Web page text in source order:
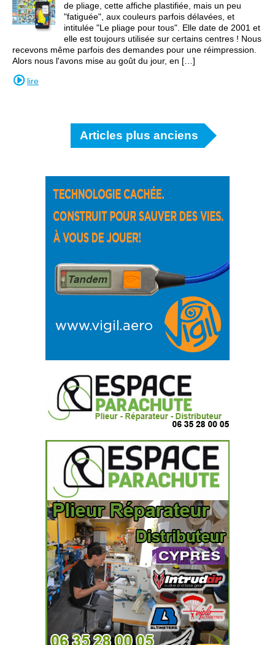
de pliage, cette affiche plastifiée, mais un peu
"fatiguée", aux couleurs parfois délavées, et
intitulée "Le pliage pour tous". Elle date de 2001 et
elle est toujours utilisée sur certains centres ! Nous
recevons même parfois des demandes pour une réimpression.
Alors nous l'avons mise au goût du jour, en […]
lire
Articles plus anciens